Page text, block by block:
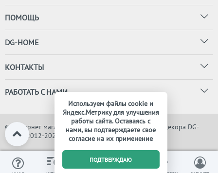
ПОМОЩЬ
DG-HOME
КОНТАКТЫ
РАБОТАТЬ С НАМИ
© Интернет магазин дизайнерской мебели, света и декора DG-
HOME, 2012-2026. Все права защищены
0
Используем файлы cookie и
Яндекс.Метрику для улучшения
работы сайта. Оставаясь с
нами, вы подтверждаете свое
согласие на их применение
ПОДТВЕРЖДАЮ